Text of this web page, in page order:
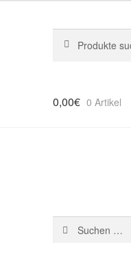
nach:
0,00€ 0 Artikel
Suchen